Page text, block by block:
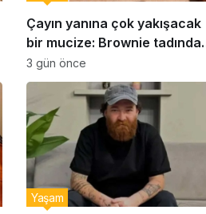
Çayın yanına çok yakışacak
bir mucize: Brownie tadında
ıslak kurabiye tarifi…
3 gün önce
Yaşam